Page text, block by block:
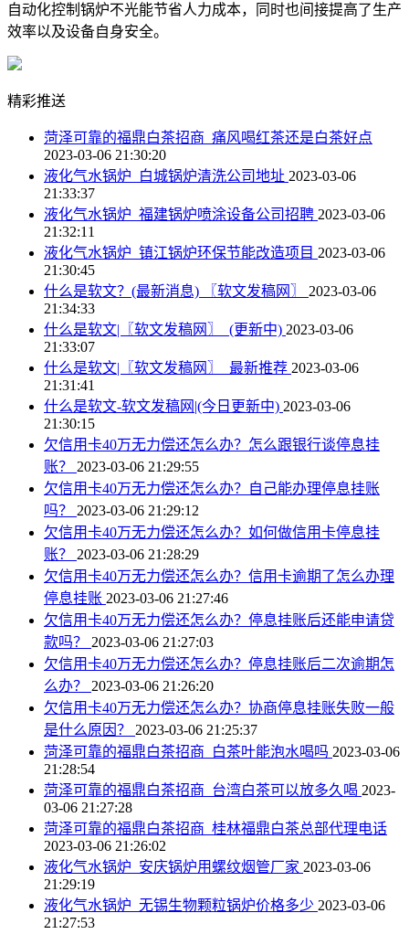
自动化控制锅炉不光能节省人力成本，同时也间接提高了生产
效率以及设备自身安全。
精彩推送
菏泽可靠的福鼎白茶招商_痛风喝红茶还是白茶好点
2023-03-06 21:30:20
液化气水锅炉_白城锅炉清洗公司地址 2023-03-06
21:33:37
液化气水锅炉_福建锅炉喷涂设备公司招聘 2023-03-06
21:32:11
液化气水锅炉_镇江锅炉环保节能改造项目 2023-03-06
21:30:45
什么是软文？(最新消息) 〖软文发稿网〗 2023-03-06
21:34:33
什么是软文|〖软文发稿网〗_(更新中) 2023-03-06
21:33:07
什么是软文|〖软文发稿网〗_最新推荐 2023-03-06
21:31:41
什么是软文-软文发稿网|(今日更新中) 2023-03-06
21:30:15
欠信用卡40万无力偿还怎么办？怎么跟银行谈停息挂
账？ 2023-03-06 21:29:55
欠信用卡40万无力偿还怎么办？自己能办理停息挂账
吗？ 2023-03-06 21:29:12
欠信用卡40万无力偿还怎么办？如何做信用卡停息挂
账？ 2023-03-06 21:28:29
欠信用卡40万无力偿还怎么办？信用卡逾期了怎么办理
停息挂账 2023-03-06 21:27:46
欠信用卡40万无力偿还怎么办？停息挂账后还能申请贷
款吗？ 2023-03-06 21:27:03
欠信用卡40万无力偿还怎么办？停息挂账后二次逾期怎
么办？ 2023-03-06 21:26:20
欠信用卡40万无力偿还怎么办？协商停息挂账失败一般
是什么原因？ 2023-03-06 21:25:37
菏泽可靠的福鼎白茶招商_白茶叶能泡水喝吗 2023-03-06
21:28:54
菏泽可靠的福鼎白茶招商_台湾白茶可以放多久喝 2023-
03-06 21:27:28
菏泽可靠的福鼎白茶招商_桂林福鼎白茶总部代理电话
2023-03-06 21:26:02
液化气水锅炉_安庆锅炉用螺纹烟管厂家 2023-03-06
21:29:19
液化气水锅炉_无锡生物颗粒锅炉价格多少 2023-03-06
21:27:53